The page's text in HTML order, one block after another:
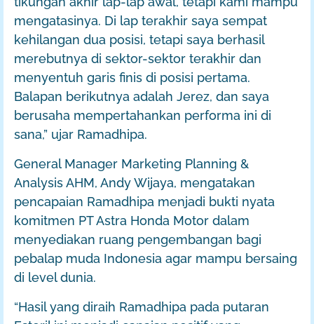
mengatasinya. Di lap terakhir saya sempat
kehilangan dua posisi, tetapi saya berhasil
merebutnya di sektor-sektor terakhir dan
menyentuh garis finis di posisi pertama.
Balapan berikutnya adalah Jerez, dan saya
berusaha mempertahankan performa ini di
sana,” ujar Ramadhipa.
General Manager Marketing Planning &
Analysis AHM, Andy Wijaya, mengatakan
pencapaian Ramadhipa menjadi bukti nyata
komitmen PT Astra Honda Motor dalam
menyediakan ruang pengembangan bagi
pebalap muda Indonesia agar mampu bersaing
di level dunia.
“Hasil yang diraih Ramadhipa pada putaran